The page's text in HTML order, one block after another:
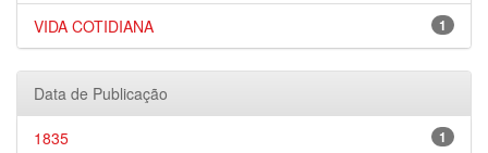
1
VIDA COTIDIANA
Data de Publicação
1
1835